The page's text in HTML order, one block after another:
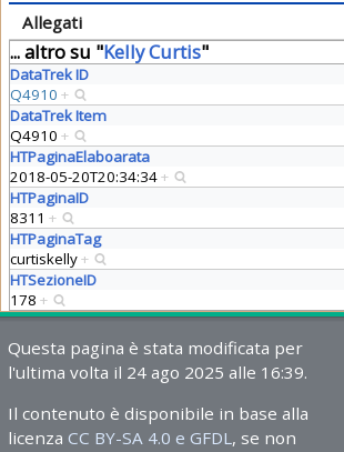
Allegati
... altro su "Kelly Curtis"
DataTrek ID
Q4910 +
DataTrek Item
Q4910 +
HTPaginaElaboarata
2018-05-20T20:34:34+
HTPaginaID
8311 +
HTPaginaTag
curtiskelly+
HTSezioneID
178 +
Questa pagina è stata modificata per
l'ultima volta il 24 ago 2025 alle 16:39.
Il contenuto è disponibile in base alla
licenza CC BY-SA 4.0 e GFDL , se non